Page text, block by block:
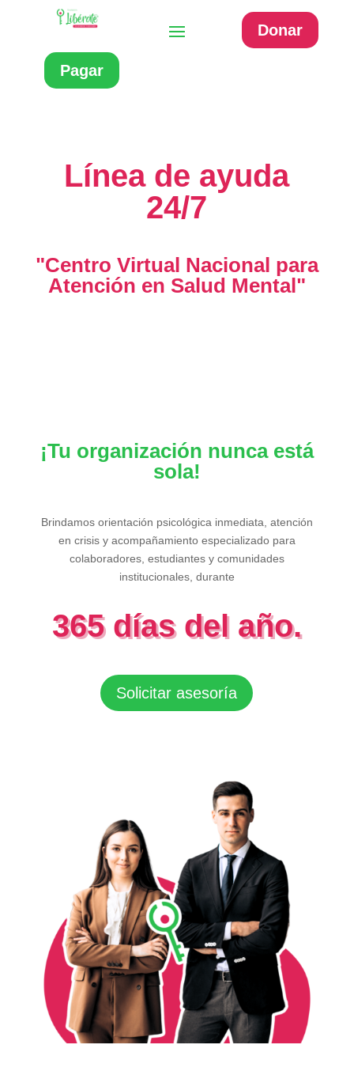
Donar
Pagar
Línea de ayuda
24/7
"Centro Virtual Nacional para
Atención en Salud Mental"
¡Tu organización nunca está
sola!
Brindamos orientación psicológica inmediata, atención
en crisis y acompañamiento especializado para
colaboradores, estudiantes y comunidades
institucionales, durante
365 días del año.
Solicitar asesoría